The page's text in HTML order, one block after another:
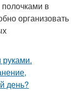
в
организовать